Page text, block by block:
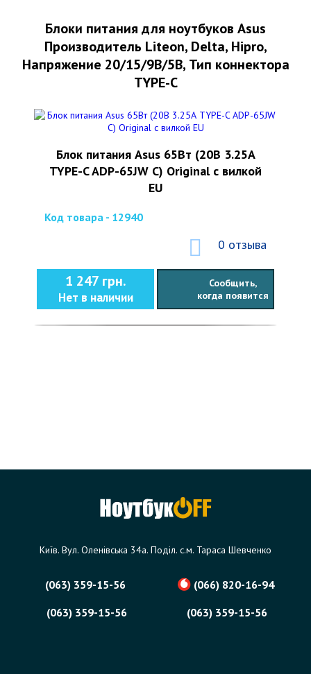
Блоки питания для ноутбуков Asus
Производитель Liteon, Delta, Hipro,
Напряжение 20/15/9В/5В, Тип коннектора
TYPE-C
Блок питания Asus 65Вт (20В 3.25А
TYPE-C ADP-65JW C) Original с вилкой
EU
Код товара - 12940
0 отзыва
1 247 грн.
Нет в наличии
Сообщить,
когда появится
Київ. Вул. Оленівська 34а. Поділ. с.м. Тараса Шевченко
(063) 359-15-56
(066) 820-16-94
(063) 359-15-56
(063) 359-15-56